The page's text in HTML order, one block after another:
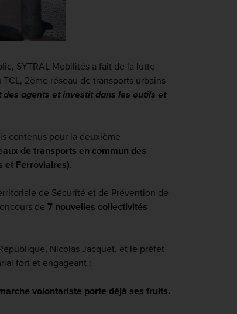
SYTRAL Mobilités a fait de la lutte
2ème réseau de transports urbains
des agents et investit dans les outils et
contenus pour la deuxième
de transports en commun des
et Ferroviaires).
de Sécurité et de Prévention de
de 7 nouvelles collectivités
Nicolas Jacquet, et le préfet
fort et engageant :
volontariste porte déjà ses fruits.